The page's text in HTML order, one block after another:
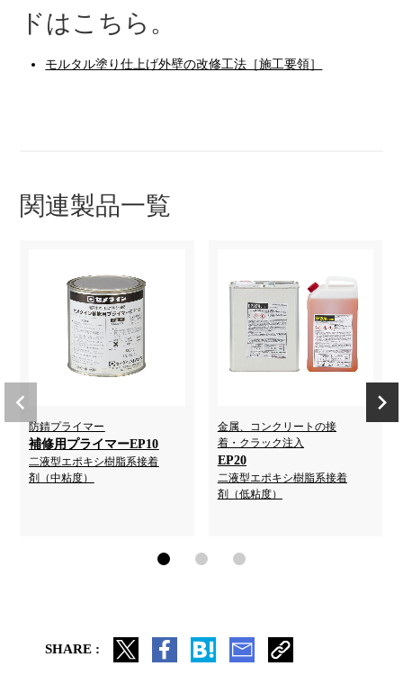
ドはこちら。
モルタル塗り仕上げ外壁の改修工法［施工要領］
関連製品一覧
防錆プライマー
補修用プライマーEP10
二液型エポキシ樹脂系接着
剤（中粘度）
金属、コンクリートの接
着・クラック注入
EP20
二液型エポキシ樹脂系接着
剤（低粘度）
SHARE :